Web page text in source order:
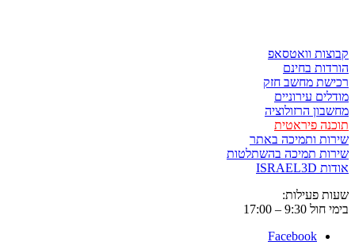
קבוצות וואטסאפ
הורדות בחינם
רכישת מחשב חזק
מודלים עירוניים
מחשבון הרזולוציה
תוכנה פיראטית
שירות ותמיכה באתר
שירות תמיכה בהשתלטות
אודות ISRAEL3D
שעות פעילות:
בימי חול 9:30 – 17:00
Facebook